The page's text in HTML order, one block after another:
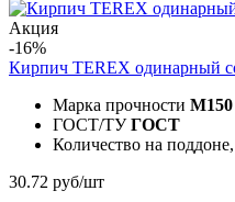
Акция
-16%
Кирпич TEREX одинарный
Марка прочности M150
ГОСТ/ТУ ГОСТ
Количество на
30.72 руб/шт